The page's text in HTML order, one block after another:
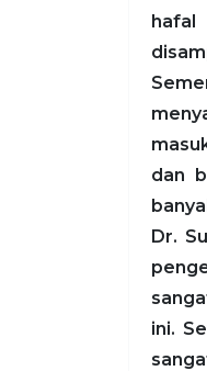
hafal
dan
Dr.
ini.